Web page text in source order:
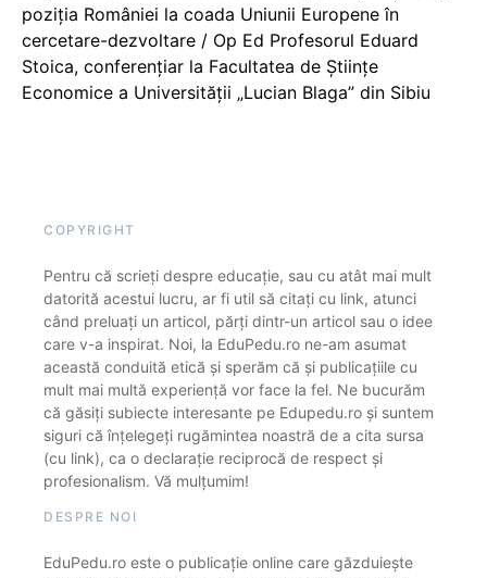
poziția României la coada Uniunii Europene în
cercetare-dezvoltare / Op Ed Profesorul Eduard
Stoica, conferențiar la Facultatea de Științe
Economice a Universității „Lucian Blaga” din Sibiu
COPYRIGHT
Pentru că scrieți despre educație, sau cu atât mai mult
datorită acestui lucru, ar fi util să citați cu link, atunci
când preluați un articol, părți dintr-un articol sau o idee
care v-a inspirat. Noi, la EduPedu.ro ne-am asumat
această conduită etică și sperăm că și publicațiile cu
mult mai multă experiență vor face la fel. Ne bucurăm
că găsiți subiecte interesante pe Edupedu.ro și suntem
siguri că înțelegeți rugămintea noastră de a cita sursa
(cu link), ca o declarație reciprocă de respect și
profesionalism. Vă mulțumim!
DESPRE NOI
EduPedu.ro este o publicație online care găzduiește